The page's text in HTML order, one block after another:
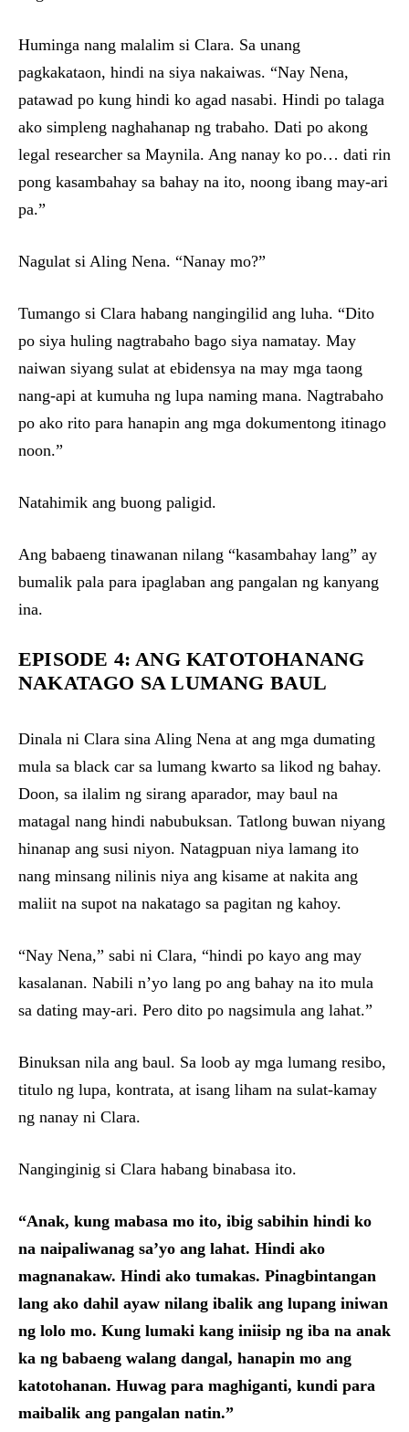
Huminga nang malalim si Clara. Sa unang
pagkakataon, hindi na siya nakaiwas. “Nay Nena,
patawad po kung hindi ko agad nasabi. Hindi po talaga
ako simpleng naghahanap ng trabaho. Dati po akong
legal researcher sa Maynila. Ang nanay ko po… dati rin
pong kasambahay sa bahay na ito, noong ibang may-ari
pa.”
Nagulat si Aling Nena. “Nanay mo?”
Tumango si Clara habang nangingilid ang luha. “Dito
po siya huling nagtrabaho bago siya namatay. May
naiwan siyang sulat at ebidensya na may mga taong
nang-api at kumuha ng lupa naming mana. Nagtrabaho
po ako rito para hanapin ang mga dokumentong itinago
noon.”
Natahimik ang buong paligid.
Ang babaeng tinawanan nilang “kasambahay lang” ay
bumalik pala para ipaglaban ang pangalan ng kanyang
ina.
EPISODE 4: ANG KATOTOHANANG
NAKATAGO SA LUMANG BAUL
Dinala ni Clara sina Aling Nena at ang mga dumating
mula sa black car sa lumang kwarto sa likod ng bahay.
Doon, sa ilalim ng sirang aparador, may baul na
matagal nang hindi nabubuksan. Tatlong buwan niyang
hinanap ang susi niyon. Natagpuan niya lamang ito
nang minsang nilinis niya ang kisame at nakita ang
maliit na supot na nakatago sa pagitan ng kahoy.
“Nay Nena,” sabi ni Clara, “hindi po kayo ang may
kasalanan. Nabili n’yo lang po ang bahay na ito mula
sa dating may-ari. Pero dito po nagsimula ang lahat.”
Binuksan nila ang baul. Sa loob ay mga lumang resibo,
titulo ng lupa, kontrata, at isang liham na sulat-kamay
ng nanay ni Clara.
Nanginginig si Clara habang binabasa ito.
“Anak, kung mabasa mo ito, ibig sabihin hindi ko
na naipaliwanag sa’yo ang lahat. Hindi ako
magnanakaw. Hindi ako tumakas. Pinagbintangan
lang ako dahil ayaw nilang ibalik ang lupang iniwan
ng lolo mo. Kung lumaki kang iniisip ng iba na anak
ka ng babaeng walang dangal, hanapin mo ang
katotohanan. Huwag para maghiganti, kundi para
maibalik ang pangalan natin.”